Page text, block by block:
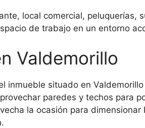
local comercial,
de trabajo en un entorno
Valdemorillo
inmueble situado en
paredes y techos para
la ocasión para